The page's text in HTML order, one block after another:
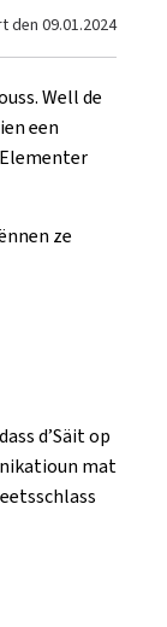
den 09.01.2024
Well de
een
ze
d’Säit op
mat